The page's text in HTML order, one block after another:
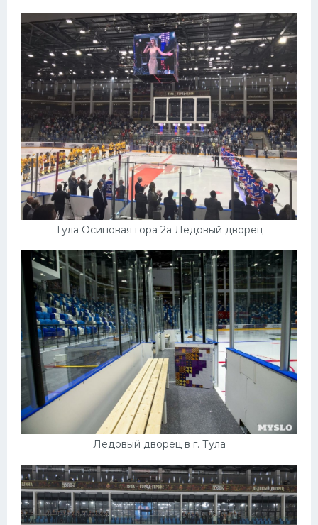
Тула Осиновая гора 2а Ледовый дворец
Ледовый дворец в г. Тула